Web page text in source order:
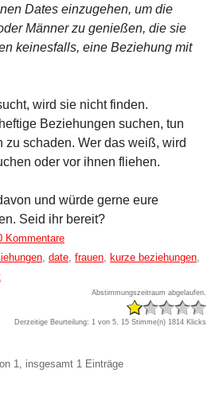
Dates einzugehen, um die
Männer zu genießen, die sie
keinesfalls, eine Beziehung mit
wird sie nicht finden.
Beziehungen suchen, tun
zu schaden. Wer das weiß, wird
oder vor ihnen fliehen.
und würde gerne eure
Seid ihr bereit?
Kommentare
, date, frauen, kurze beziehungen,
Abstimmungszeitraum abgelaufen.
Derzeitige Beurteilung: 1 von 5, 15 Stimme(n) 1814 Klicks
1, insgesamt 1 Einträge